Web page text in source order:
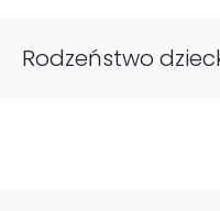
Rodzeństwo